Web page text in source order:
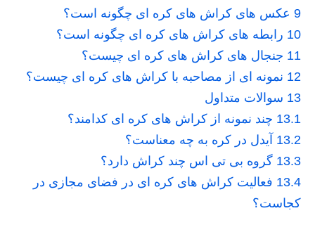
9 عکس های کراش های کره ای چگونه است؟
10 رابطه های کراش های کره ای چگونه است؟
11 جنجال های کراش های کره ای چیست؟
12 نمونه ای از مصاحبه با کراش های کره ای چیست؟
13 سوالات متداول
13.1 چند نمونه از کراش های کره ای کدامند؟
13.2 آیدل در کره به چه معناست؟
13.3 گروه بی تی اس چند کراش دارد؟
13.4 فعالیت کراش های کره ای در فضای مجازی در
کجاست؟